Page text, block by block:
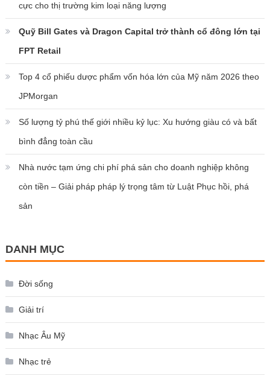
cực cho thị trường kim loại năng lượng
Quỹ Bill Gates và Dragon Capital trở thành cổ đông lớn tại
FPT Retail
Top 4 cổ phiếu dược phẩm vốn hóa lớn của Mỹ năm 2026 theo
JPMorgan
Số lượng tỷ phú thế giới nhiều kỷ lục: Xu hướng giàu có và bất
bình đẳng toàn cầu
Nhà nước tạm ứng chi phí phá sản cho doanh nghiệp không
còn tiền – Giải pháp pháp lý trọng tâm từ Luật Phục hồi, phá
sản
DANH MỤC
Đời sống
Giải trí
Nhạc Âu Mỹ
Nhạc trẻ